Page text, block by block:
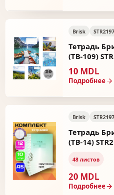
Brisk
Тетрадь
(ТВ-109)
10 MDL
Подробнее
Brisk
Тетрадь
(ТВ-14)
48 листов
20 MDL
Подробнее